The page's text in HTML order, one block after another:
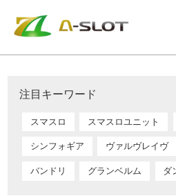
注目キーワード
スマスロ スマスロユニット
シンフォギア ヴァルヴレイヴ
バンドリ グランベルム ダ